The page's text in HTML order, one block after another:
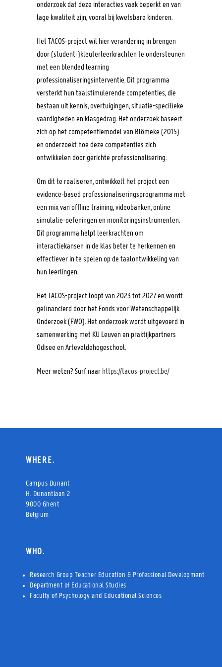
onderzoek dat deze interacties vaak beperkt en van
lage kwaliteit zijn, vooral bij kwetsbare kinderen.
Het TACOS-project wil hier verandering in brengen
door (student-)kleuterleerkrachten te ondersteunen
met een blended learning
professionaliseringsinterventie. Dit programma
versterkt hun taalstimulerende competenties, die
bestaan uit kennis, overtuigingen, situatie-specifieke
vaardigheden en klasgedrag. Het onderzoek baseert
zich op het competentiemodel van Blömeke (2015)
en onderzoekt hoe deze competenties zich
ontwikkelen door gerichte professionalisering.
Om dit te realiseren, ontwikkelt het project een
evidence-based professionaliseringsprogramma met
een mix van offline training, videobanken, online
simulatie-oefeningen en monitoringsinstrumenten.
Dit programma helpt leerkrachten om
interactiekansen in de klas beter te herkennen en
effectiever in te spelen op de taalontwikkeling van
hun leerlingen.
Het TACOS-project loopt van 2023 tot 2027 en wordt
gefinancierd door het Fonds voor Wetenschappelijk
Onderzoek (FWO). Het onderzoek wordt uitgevoerd in
samenwerking met KU Leuven en praktijkpartners
Odisee en Arteveldehogeschool.
Meer weten? Surf naar https://tacos-project.be/
WHERE.
Campus Dunant
H. Dunantlaan 2
9000 Ghent
Belgium
WHO.
Research Group Teacher Education & Professional Development
Department of Educational Studies
Faculty of Psychology and Educational Sciences